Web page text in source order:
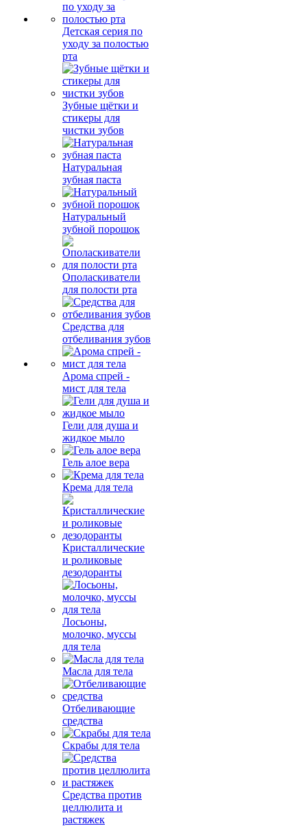
Детская серия по
уходу за полостью
рта
Зубные щётки и
стикеры для
чистки зубов
Натуральная
зубная паста
Натуральный
зубной порошок
Ополаскиватели
для полости рта
Средства для
отбеливания зубов
Арома спрей -
мист для тела
Гели для душа и
жидкое мыло
Гель алое вера
Крема для тела
Кристаллические
и роликовые
дезодоранты
Лосьоны,
молочко, муссы
для тела
Масла для тела
Отбеливающие
средства
Скрабы для тела
Средства против
целлюлита и
растяжек